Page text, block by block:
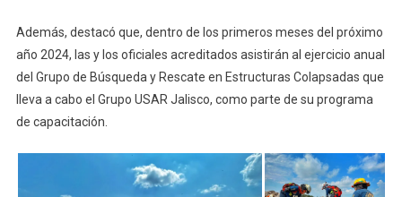
Además, destacó que, dentro de los primeros meses del próximo
año 2024, las y los oficiales acreditados asistirán al ejercicio anual
del Grupo de Búsqueda y Rescate en Estructuras Colapsadas que
lleva a cabo el Grupo USAR Jalisco, como parte de su programa
de capacitación.